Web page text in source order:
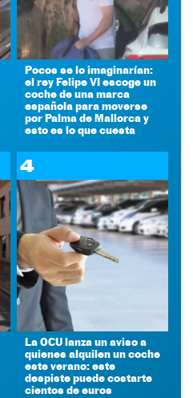
Pocos se lo imaginarían:
el rey Felipe VI escoge un
coche de una marca
española para moverse
por Palma de Mallorca y
esto es lo que cuesta
4
La OCU lanza un aviso a
quienes alquilen un coche
este verano: este
despiste puede costarte
cientos de euros